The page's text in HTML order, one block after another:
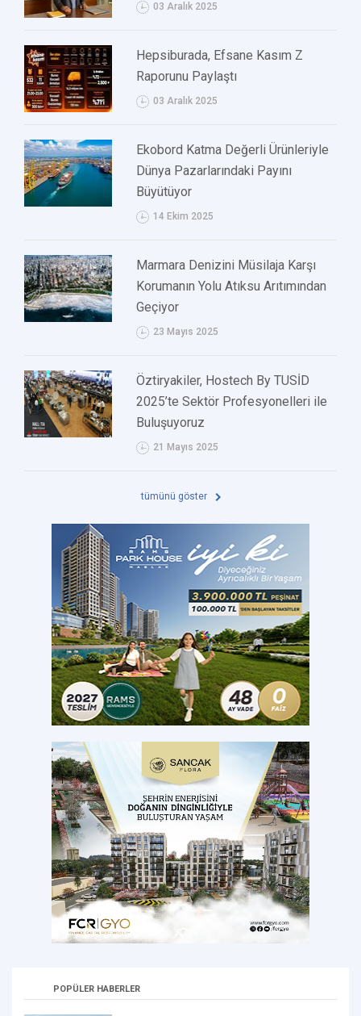
03 Aralık 2025
Hepsiburada, Efsane Kasım Z
Raporunu Paylaştı
03 Aralık 2025
Ekobord Katma Değerli Ürünleriyle
Dünya Pazarlarındaki Payını
Büyütüyor
14 Ekim 2025
Marmara Denizini Müsilaja Karşı
Korumanın Yolu Atıksu Arıtımından
Geçiyor
23 Mayıs 2025
Öztiryakiler, Hostech By TUSİD
2025’te Sektör Profesyonelleri ile
Buluşuyoruz
21 Mayıs 2025
tümünü göster
POPÜLER HABERLER